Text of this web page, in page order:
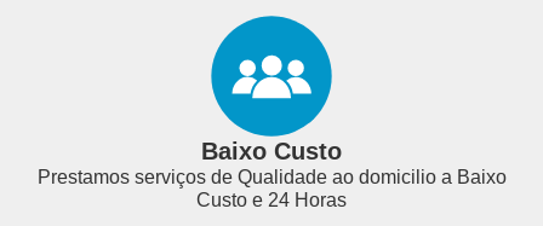
Baixo Custo
Prestamos serviços de Qualidade ao domicilio a Baixo
Custo e 24 Horas